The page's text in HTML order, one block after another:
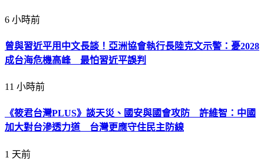
6 小時前
曾與習近平用中文長談！亞洲協會執行長陸克文示警：憂2028
成台海危機高峰 最怕習近平誤判
11 小時前
《筱君台灣PLUS》談天災、國安與國會攻防 許維智：中國
加大對台滲透力道 台灣更應守住民主防線
1 天前